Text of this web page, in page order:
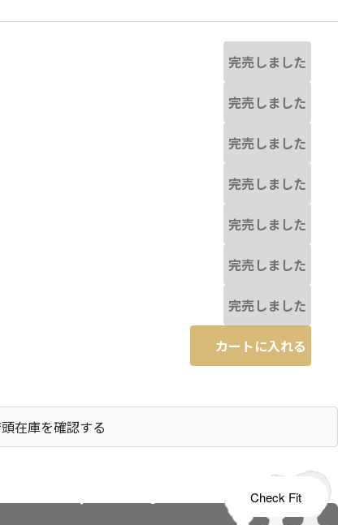
完売しました
完売しました
完売しました
完売しました
完売しました
完売しました
完売しました
カートに入れる
在庫を確認する
Check Fit